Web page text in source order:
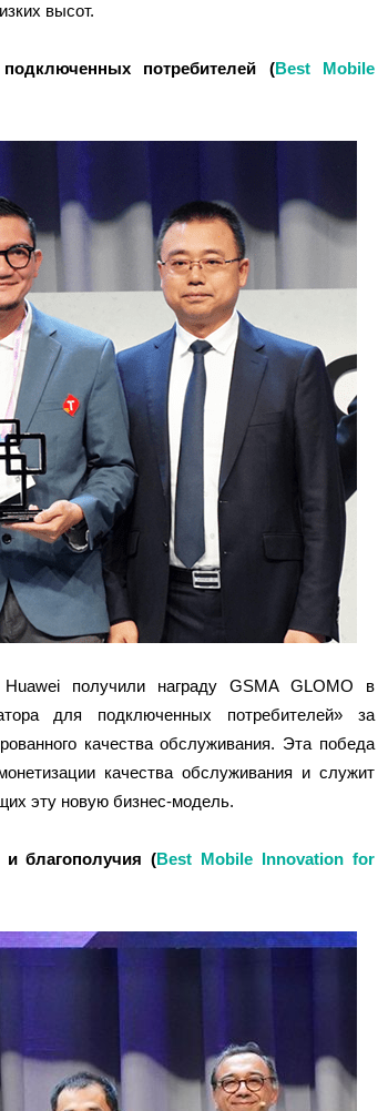
высот.
потребителей (Best Mobile
получили награду GSMA GLOMO в
для подключенных потребителей» за
качества обслуживания. Эта победа
качества обслуживания и служит
эту новую бизнес-модель.
и благополучия (Best Mobile Innovation for